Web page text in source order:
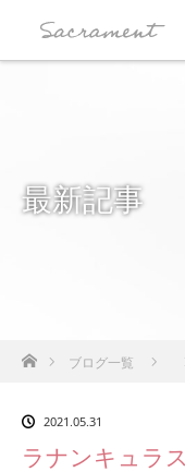
最新記事
ホームブログ一覧
2021.05.31
ラナンキュラス